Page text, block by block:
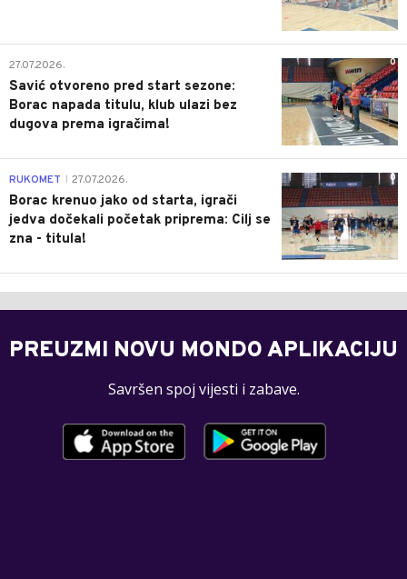
0
27.07.2026.
Savić otvoreno pred start sezone:
Borac napada titulu, klub ulazi bez
dugova prema igračima!
0
RUKOMET 27.07.2026.
Borac krenuo jako od starta, igrači
jedva dočekali početak priprema: Cilj se
zna - titula!
PREUZMI NOVU MONDO APLIKACIJU
Savršen spoj vijesti i zabave.